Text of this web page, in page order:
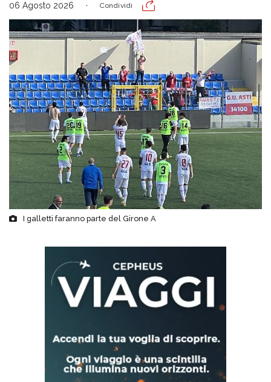
06 Agosto 2026 Condividi
I galletti faranno parte del Girone A